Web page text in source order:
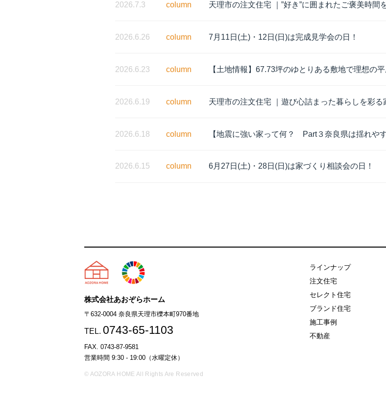
2026.7.3 column 天理市の注文住宅 ｜”好き”に囲まれたご褒美時
2026.6.26 column 7月11日(土)・12日(日)は完成見学会の日！
2026.6.23 column 【土地情報】67.73坪のゆとりある敷地で理想の
2026.6.19 column 天理市の注文住宅 ｜遊び心詰まった暮らしを彩
2026.6.18 column 【地震に強い家って何？ Part３奈良県は揺れやす
2026.6.15 column 6月27日(土)・28日(日)は家づくり相談会の日！
天理市の注文住宅は株式会社あおぞらホーム
株式会社あおぞらホーム
〒632-0004 奈良県天理市櫟本町970番地
TEL. 0743-65-1103
FAX. 0743-87-9581
営業時間 9:30 - 19:00（水曜定休）
© AOZORA HOME All Rights Are Reserved
ラインナップ
注文住宅
セレクト住宅
ブランド住宅
施工事例
不動産